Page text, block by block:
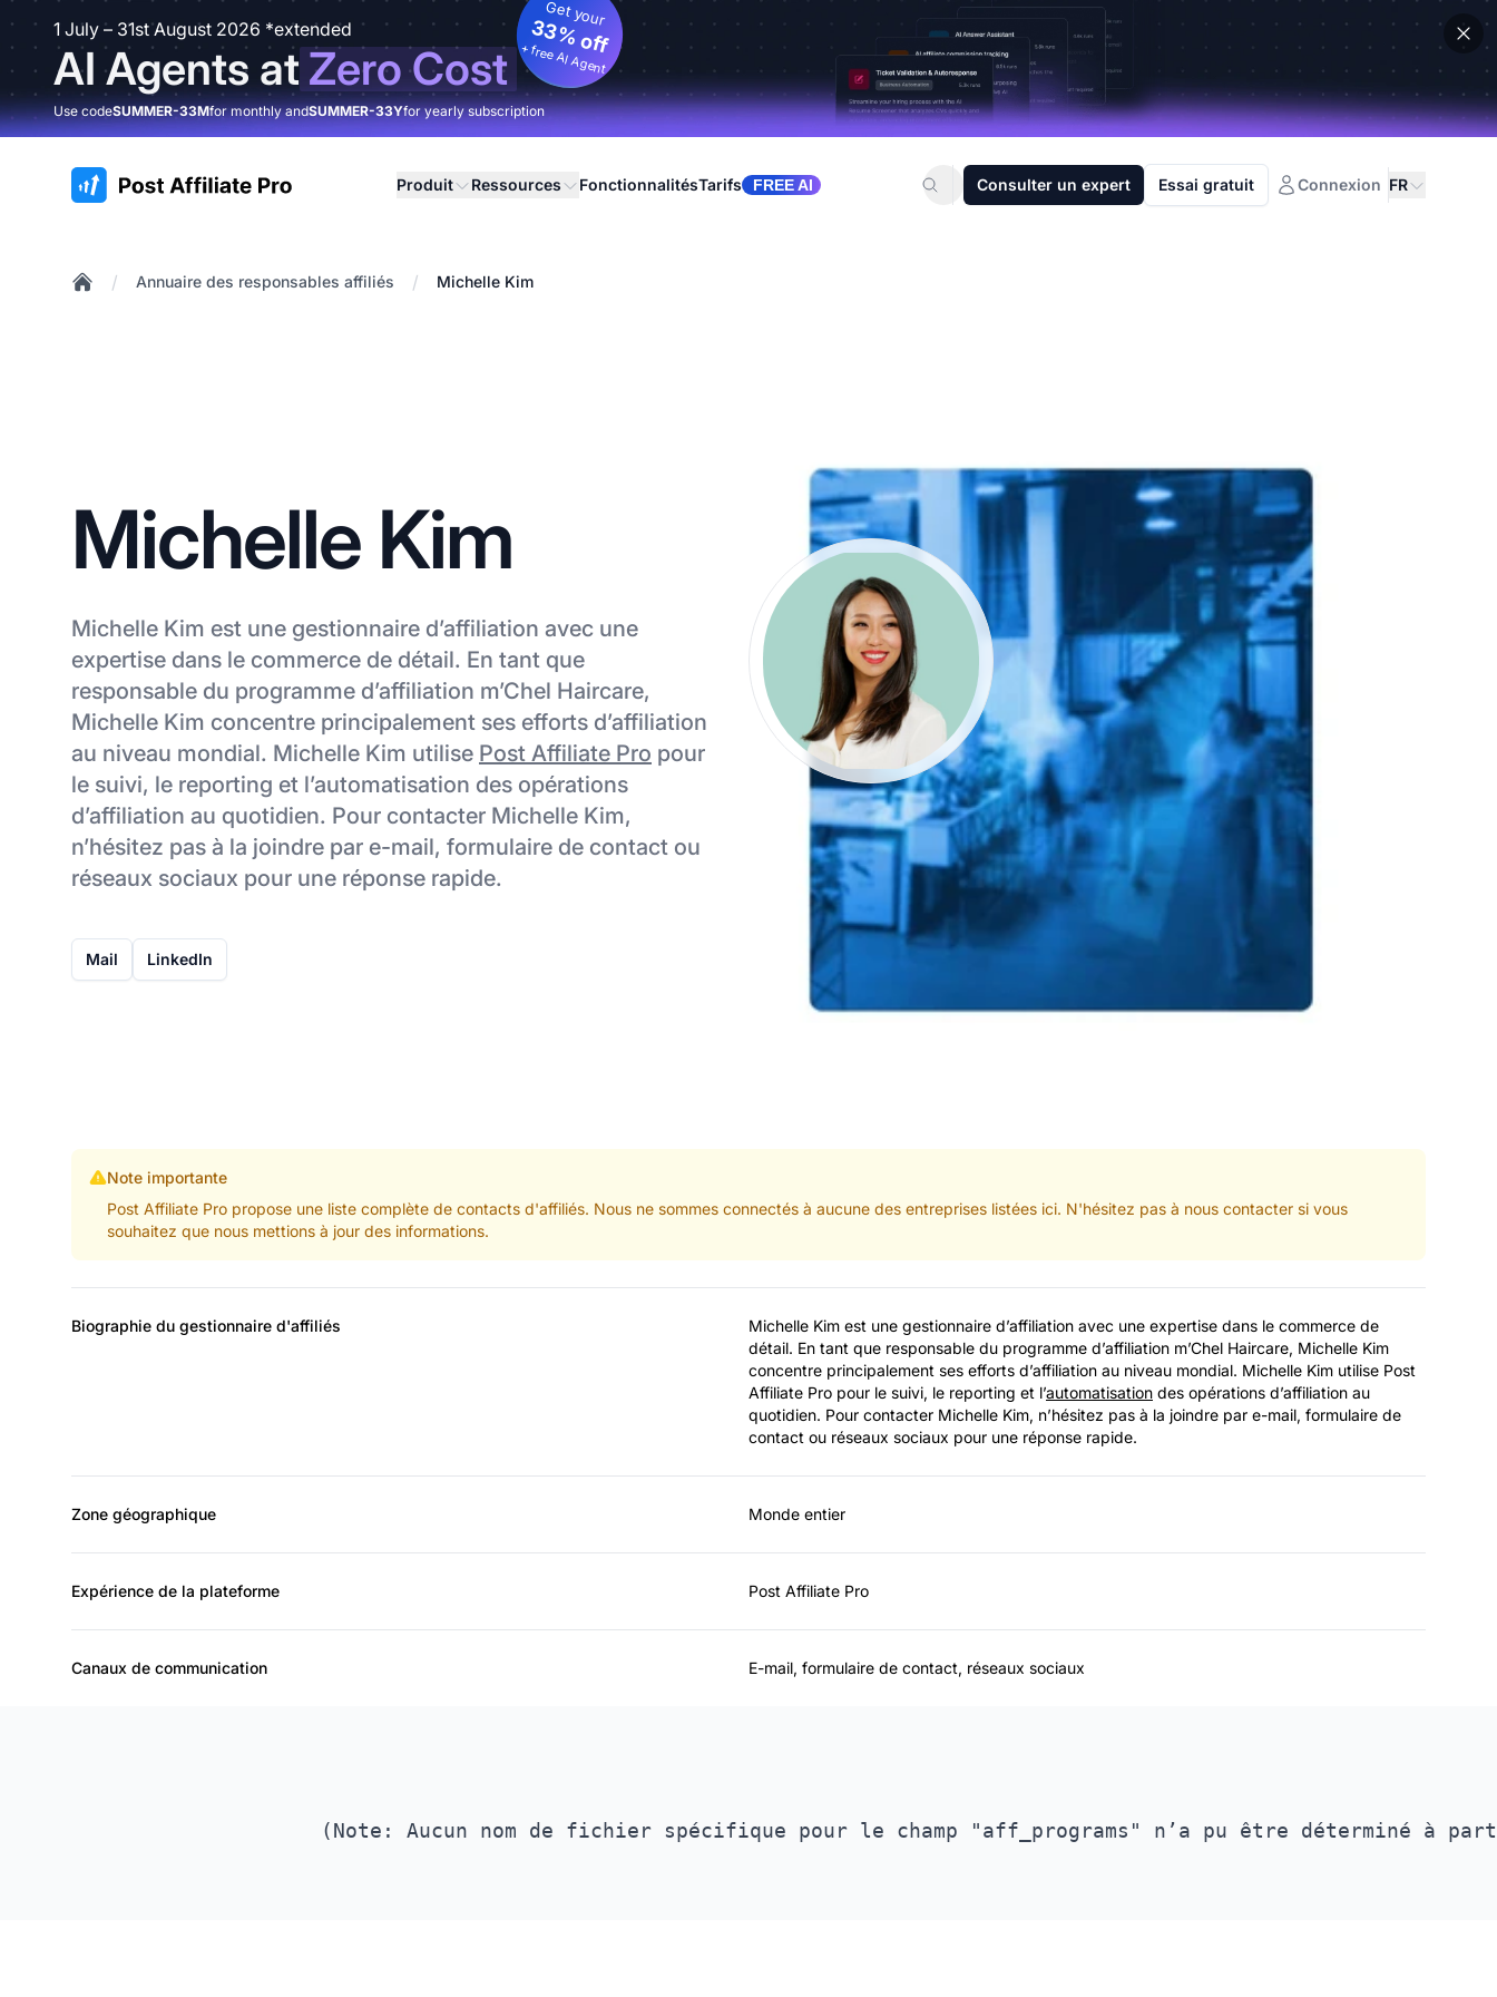
1 July – 31st August 2026 *extended
AI Agents atZero Cost
Get your
33% off
+ free AI Agent
Use codeSUMMER-33Mfor monthly andSUMMER-33Yfor yearly subscription
:site.title Produit Ressources FonctionnalitésTarifs FREE AI Consulter un expert Essai gratuit Connexion FR
/ Annuaire des responsables affiliés / Michelle Kim
Michelle Kim
Michelle Kim est une gestionnaire d’affiliation avec une
expertise dans le commerce de détail. En tant que
responsable du programme d’affiliation m’Chel Haircare,
Michelle Kim concentre principalement ses efforts d’affiliation
au niveau mondial. Michelle Kim utilise Post Affiliate Pro pour
le suivi, le reporting et l’automatisation des opérations
d’affiliation au quotidien. Pour contacter Michelle Kim,
n’hésitez pas à la joindre par e-mail, formulaire de contact ou
réseaux sociaux pour une réponse rapide.
Mail LinkedIn
Note importante
Post Affiliate Pro propose une liste complète de contacts d'affiliés. Nous ne sommes connectés à aucune des entreprises listées ici. N'hésitez pas à nous contacter si vous
souhaitez que nous mettions à jour des informations.
Biographie du gestionnaire d'affiliés
Michelle Kim est une gestionnaire d’affiliation avec une expertise dans le commerce de
détail. En tant que responsable du programme d’affiliation m’Chel Haircare, Michelle Kim
concentre principalement ses efforts d’affiliation au niveau mondial. Michelle Kim utilise Post
Affiliate Pro pour le suivi, le reporting et l’automatisation des opérations d’affiliation au
quotidien. Pour contacter Michelle Kim, n’hésitez pas à la joindre par e-mail, formulaire de
contact ou réseaux sociaux pour une réponse rapide.
Zone géographique Monde entier
Expérience de la plateforme Post Affiliate Pro
Canaux de communication E-mail, formulaire de contact, réseaux sociaux